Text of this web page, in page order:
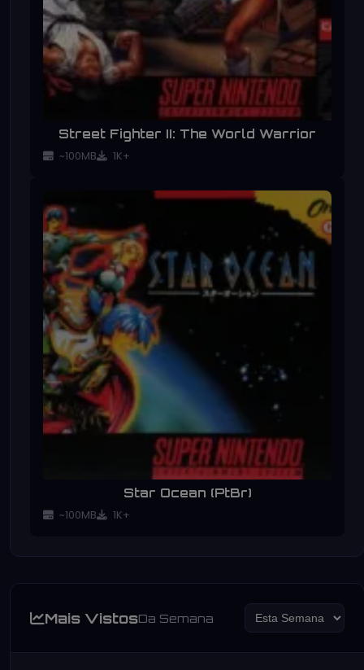
Street Fighter II: The World Warrior
~100MB 1K+
Star Ocean (PtBr)
~100MB 1K+
Mais VistosDa Semana